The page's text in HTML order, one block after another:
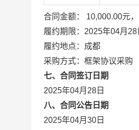
合同金额： 10,000.00元
履约期限：2025年04月
履约地点：成都
采购方式：框架协议采购
七、合同签订日期
2025年04月28日
八、合同公告日期
2025年04月30日